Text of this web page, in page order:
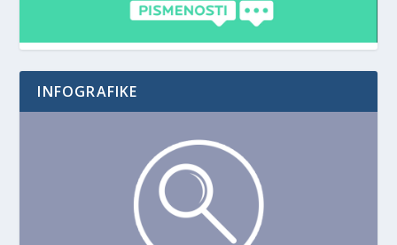
INFOGRAFIKE